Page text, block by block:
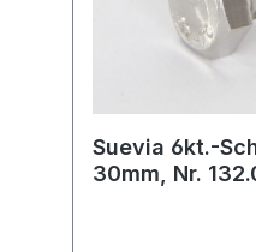
Suevia 6kt.-
30mm, Nr.